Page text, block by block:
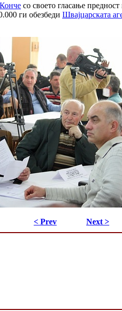
Конче со своето гласање
ги обезбеди Швајцарската
< Prev Next >